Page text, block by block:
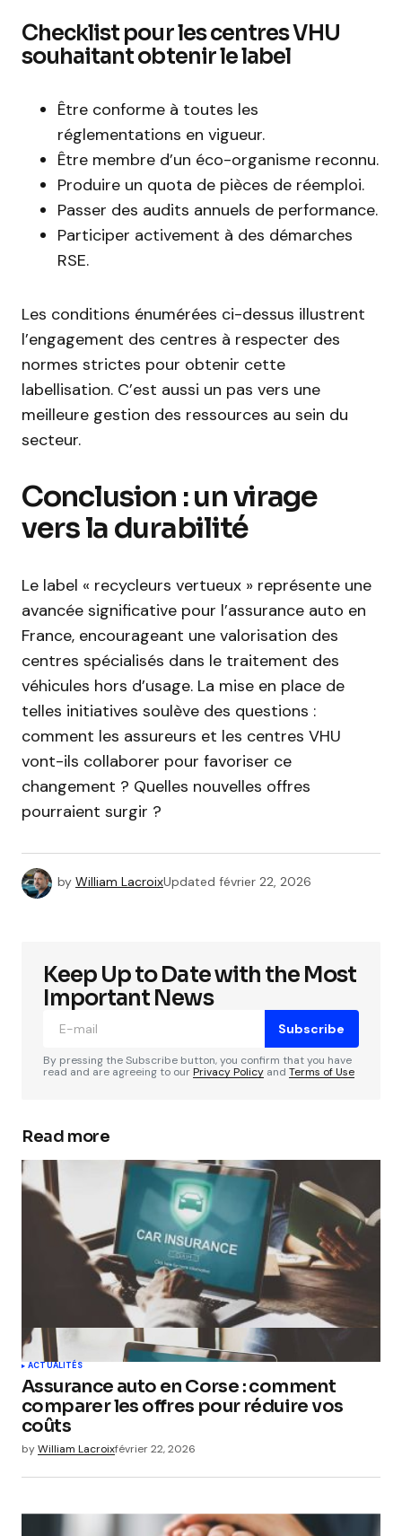
Checklist pour les centres VHU
souhaitant obtenir le label
Être conforme à toutes les
réglementations en vigueur.
Être membre d’un éco-organisme reconnu.
Produire un quota de pièces de réemploi.
Passer des audits annuels de performance.
Participer activement à des démarches
RSE.
Les conditions énumérées ci-dessus illustrent
l’engagement des centres à respecter des
normes strictes pour obtenir cette
labellisation. C’est aussi un pas vers une
meilleure gestion des ressources au sein du
secteur.
Conclusion : un virage
vers la durabilité
Le label « recycleurs vertueux » représente une
avancée significative pour l’assurance auto en
France, encourageant une valorisation des
centres spécialisés dans le traitement des
véhicules hors d’usage. La mise en place de
telles initiatives soulève des questions :
comment les assureurs et les centres VHU
vont-ils collaborer pour favoriser ce
changement ? Quelles nouvelles offres
pourraient surgir ?
by William LacroixUpdated février 22, 2026
Keep Up to Date with the Most
Important News
Subscribe
By pressing the Subscribe button, you confirm that you have
read and are agreeing to ourPrivacy Policy and Terms of Use
Read more
ACTUALITÉS
Assurance auto en Corse : comment
comparer les offres pour réduire vos
coûts
byWilliam Lacroixfévrier 22, 2026